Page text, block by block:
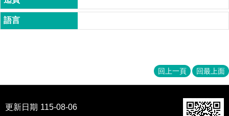
學
術
研
究
回上一頁 回最上面
更新日期 115-08-06